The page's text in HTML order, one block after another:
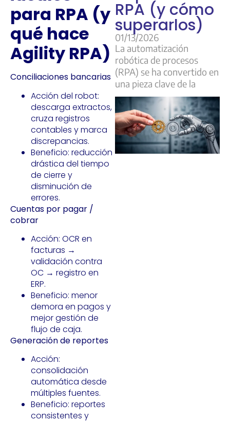
para RPA (y
qué hace
Agility RPA)
Conciliaciones bancarias
Acción del robot:
descarga extractos,
cruza registros
contables y marca
discrepancias.
Beneficio: reducción
drástica del tiempo
de cierre y
disminución de
errores.
Cuentas por pagar /
cobrar
Acción: OCR en
facturas →
validación contra
OC → registro en
ERP.
Beneficio: menor
demora en pagos y
mejor gestión de
flujo de caja.
Generación de reportes
Acción:
consolidación
automática desde
múltiples fuentes.
Beneficio: reportes
consistentes y
RPA (y cómo
superarlos)
01/13/2026
La automatización
robótica de procesos
(RPA) se ha convertido en
una pieza clave de la